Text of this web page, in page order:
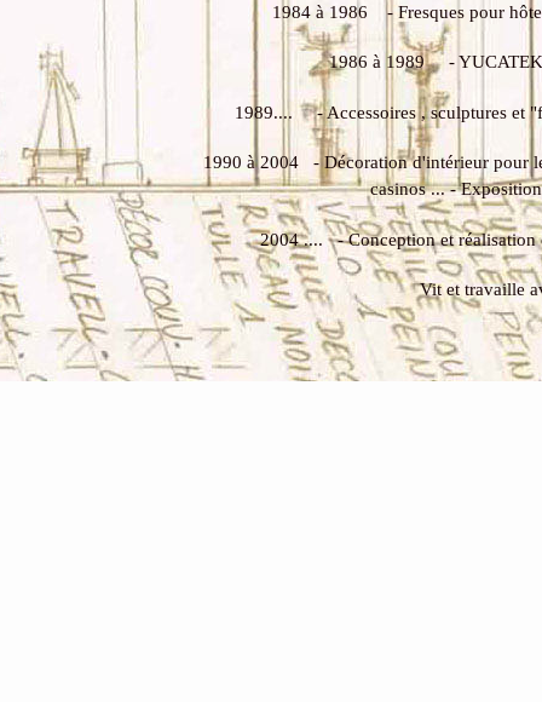
1984 à 1986 - Fresques pour
1986 à 1989 - YUCATEK
1989.... - Accessoires , sculptures et
1990 à 2004 - Décoration d'intérieur pour
casinos ... -
2004 .... - Conception et réalisation
Vit et travaille